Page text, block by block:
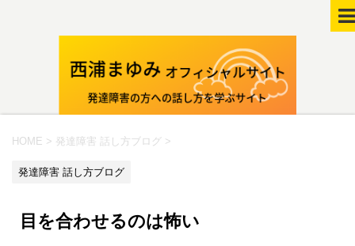
HOME > 発達障害 話し方ブログ >
発達障害 話し方ブログ
目を合わせるのは怖い